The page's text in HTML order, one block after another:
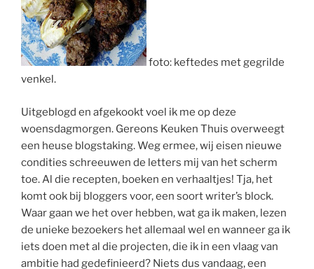
foto: keftedes met gegrilde
venkel.
Uitgeblogd en afgekookt voel ik me op deze
woensdagmorgen. Gereons Keuken Thuis overweegt
een heuse blogstaking. Weg ermee, wij eisen nieuwe
condities schreeuwen de letters mij van het scherm
toe. Al die recepten, boeken en verhaaltjes! Tja, het
komt ook bij bloggers voor, een soortwriter’s block.
Waar gaan we het over hebben, wat ga ik maken, lezen
de unieke bezoekers het allemaal wel en wanneer ga ik
iets doen met al die projecten, die ik in een vlaag van
ambitie had gedefinieerd? Niets dus vandaag, een